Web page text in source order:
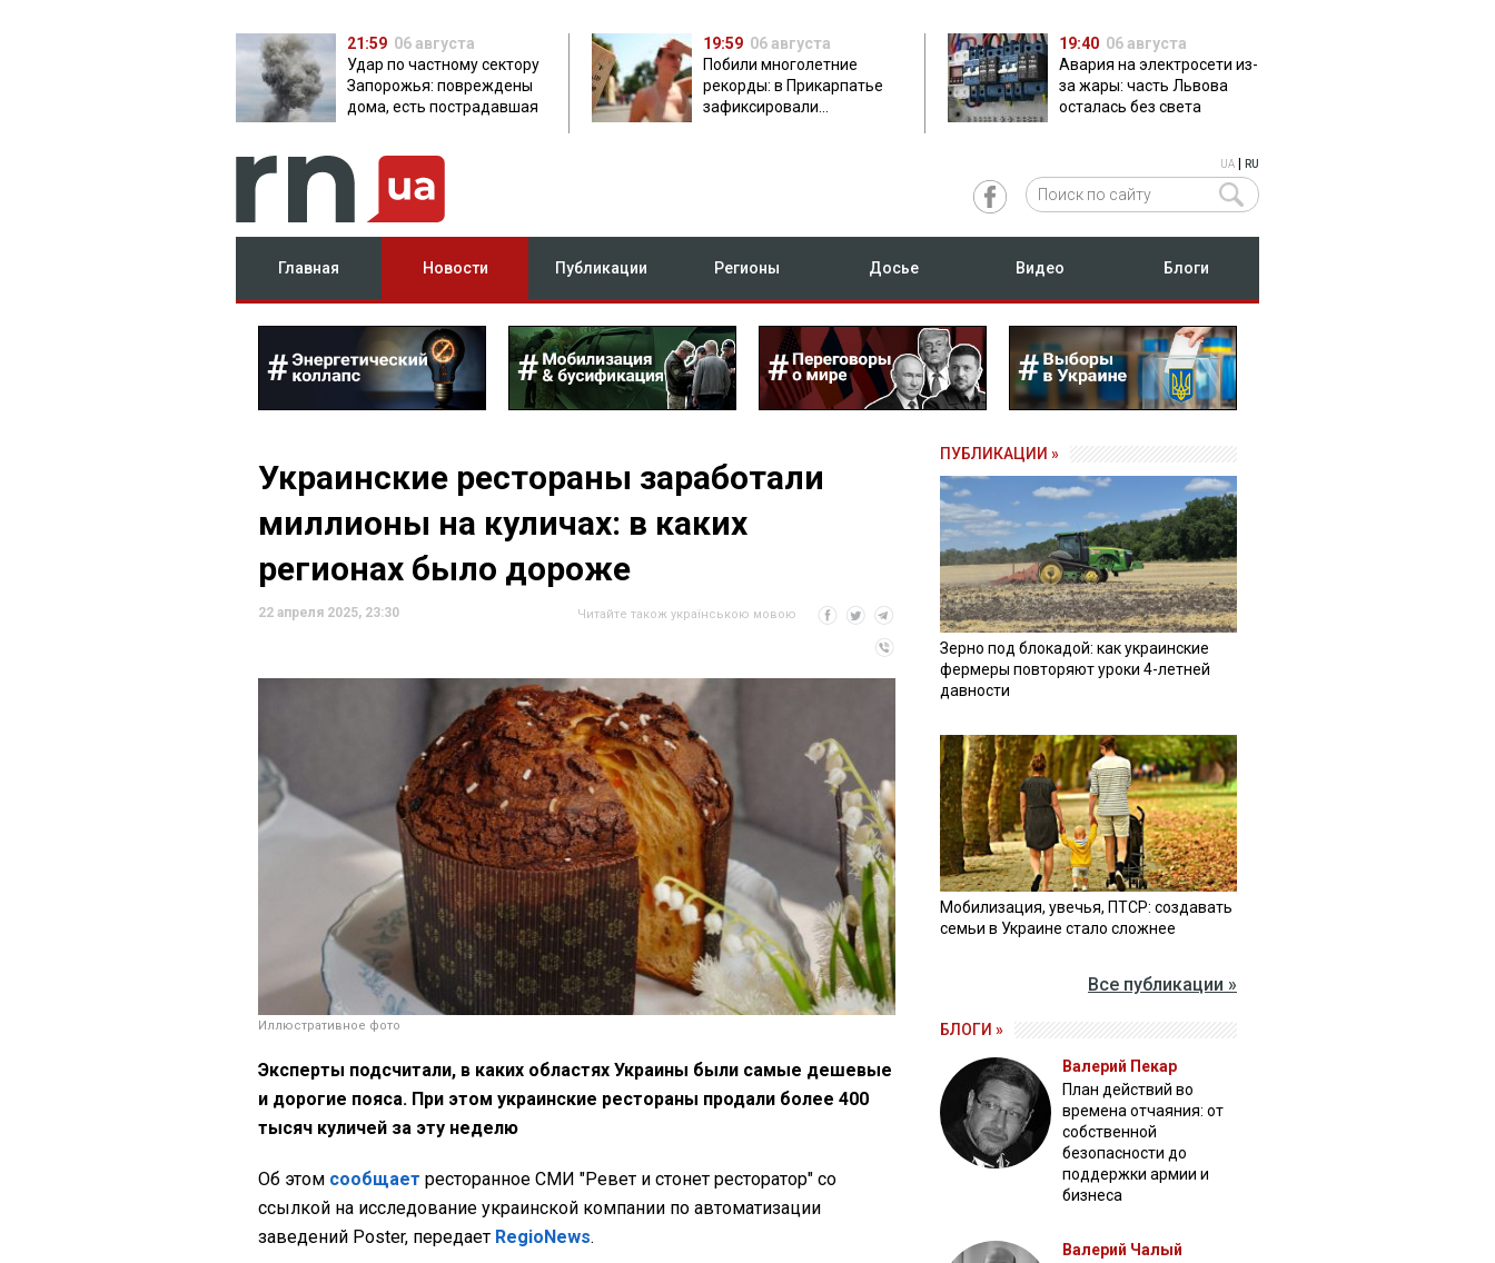
21:59 06 августа
Удар по частному сектору
Запорожья: повреждены
дома, есть пострадавшая
19:59 06 августа
Побили многолетние
рекорды: в Прикарпатье
зафиксировали
19:40 06 августа
Авария на электросети из-
за жары: часть Львова
осталась без света
UA RU
Главная Новости Публикации Регионы Досье Видео Блоги
Украинские рестораны заработали
миллионы на куличах: в каких
регионах было дороже
22 апреля 2025, 23:30 Читайте також українською мовою
Иллюстративное фото
Эксперты подсчитали, в каких областях Украины были самые дешевые
и дорогие пояса. При этом украинские рестораны продали более 400
тысяч куличей за эту неделю
Об этом сообщает ресторанное СМИ "Ревет и стонет ресторатор" со
ссылкой на исследование украинской компании по автоматизации
заведений Poster, передает RegioNews.
ПУБЛИКАЦИИ »
Зерно под блокадой: как украинские
фермеры повторяют уроки 4-летней
давности
Мобилизация, увечья, ПТСР: создавать
семьи в Украине стало сложнее
Все публикации »
БЛОГИ »
Валерий Пекар
План действий во
времена отчаяния: от
собственной
безопасности до
поддержки армии и
бизнеса
Валерий Чалый